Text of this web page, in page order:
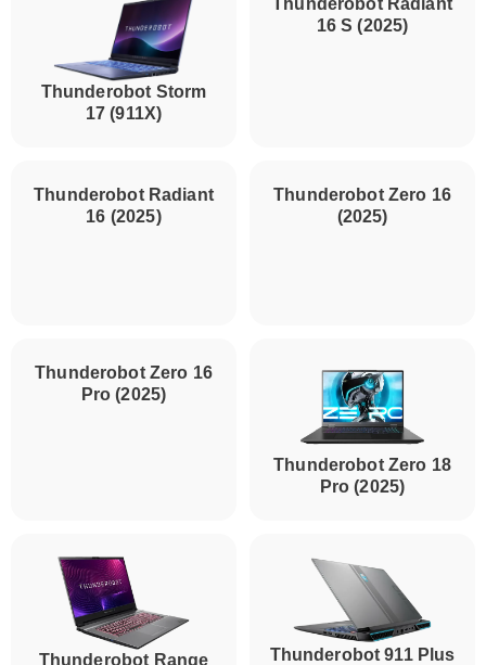
Thunderobot Storm
17 (911X)
Thunderobot Radiant
16 (2025)
Thunderobot Zero 16
Thunderobot Zero 18